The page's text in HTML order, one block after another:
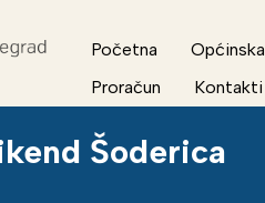
Početna
Proračun
Kontakti
Šoderica